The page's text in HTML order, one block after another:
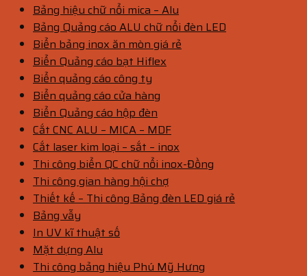
Bảng hiệu chữ nổi mica – Alu
Bảng Quảng cáo ALU chữ nổi đèn LED
Biển bảng inox ăn mòn giá rẻ
Biển Quảng cáo bạt Hiflex
Biển quảng cáo công ty
Biển quảng cáo cửa hàng
Biển Quảng cáo hộp đèn
Cắt CNC ALU – MICA – MDF
Cắt laser kim loại – sắt – inox
Thi công biển QC chữ nổi inox-Đồng
Thi công gian hàng hội chợ
Thiết kế – Thi công Bảng đèn LED giá rẻ
Bảng vẫy
In UV kĩ thuật số
Mặt dựng Alu
Thi công bảng hiệu Phú Mỹ Hưng